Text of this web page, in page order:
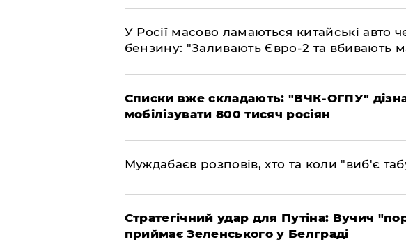
У Росії масово ламаються китайські авто
бензину: "Заливають Євро-2 та вбивають
Списки вже складають: "ВЧК-ОГПУ"
мобілізувати 800 тисяч росіян
Муждабаєв розповів, хто та коли "виб'є
Стратегічний удар для Путіна: Вучич
приймає Зеленського у Белграді